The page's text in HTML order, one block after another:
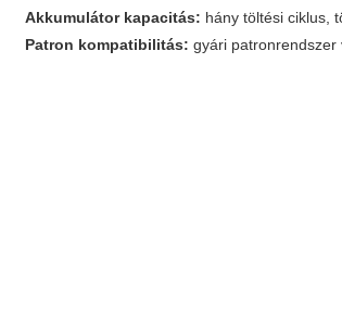
Akkumulátor kapacitás: hány töltési ciklus,
Patron kompatibilitás: gyári patronrendszer